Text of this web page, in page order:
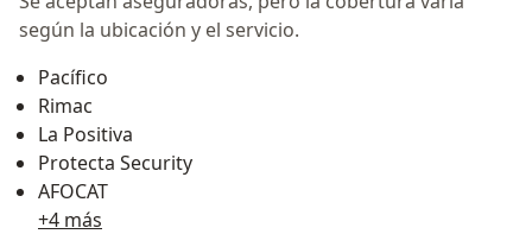
según la ubicación y el servicio.
Pacífico
Rimac
La Positiva
Protecta Security
AFOCAT
+4 más